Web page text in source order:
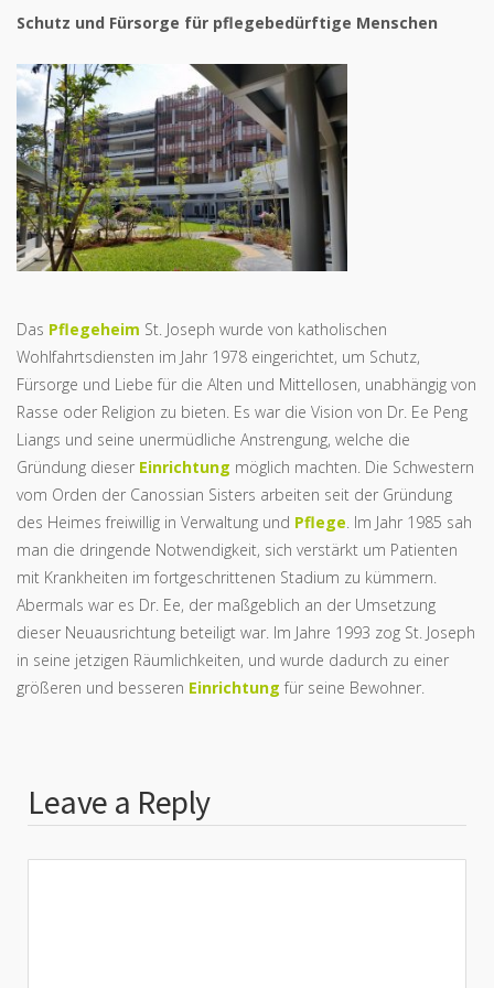
Schutz und Fürsorge für pflegebedürftige Menschen
Das Pflegeheim St. Joseph wurde von katholischen
Wohlfahrtsdiensten im Jahr 1978 eingerichtet, um Schutz,
Fürsorge und Liebe für die Alten und Mittellosen, unabhängig von
Rasse oder Religion zu bieten. Es war die Vision von Dr. Ee Peng
Liangs und seine unermüdliche Anstrengung, welche die
Gründung dieser Einrichtung möglich machten. Die Schwestern
vom Orden der Canossian Sisters arbeiten seit der Gründung
des Heimes freiwillig in Verwaltung und Pflege . Im Jahr 1985 sah
man die dringende Notwendigkeit, sich verstärkt um Patienten
mit Krankheiten im fortgeschrittenen Stadium zu kümmern.
Abermals war es Dr. Ee, der maßgeblich an der Umsetzung
dieser Neuausrichtung beteiligt war. Im Jahre 1993 zog St. Joseph
in seine jetzigen Räumlichkeiten, und wurde dadurch zu einer
größeren und besseren Einrichtung für seine Bewohner.
Leave a Reply